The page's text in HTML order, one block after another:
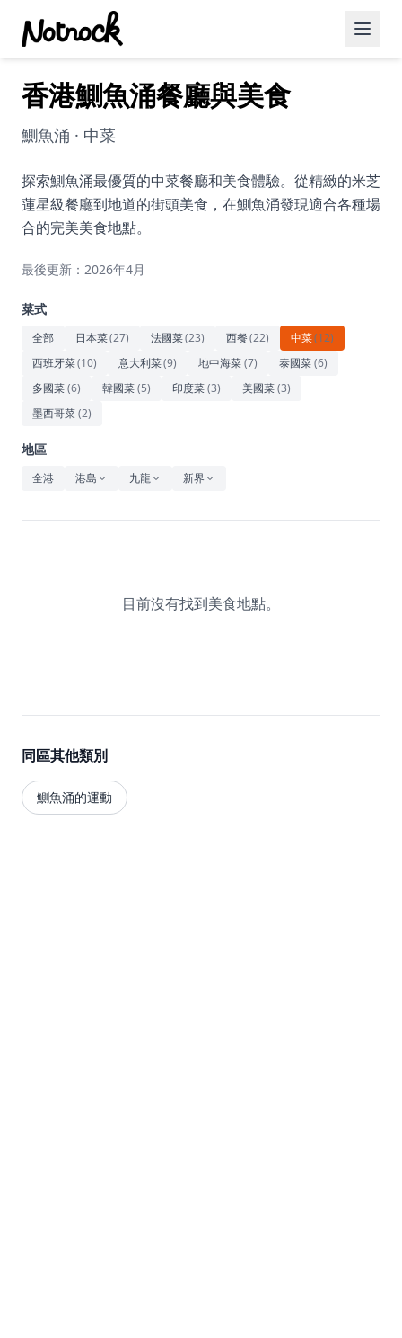
精選活動
博客文章
約會好去處
美食佳餚
藝術文化
休閒
音樂
香港鰂魚涌餐廳與美食
鰂魚涌 · 中菜
探索鰂魚涌最優質的中菜餐廳和美食體驗。從精緻的米芝
蓮星級餐廳到地道的街頭美食，在鰂魚涌發現適合各種場
合的完美美食地點。
最後更新：2026年4月
菜式
全部 日本菜(27) 法國菜(23) 西餐(22) 中菜(12)
西班牙菜(10) 意大利菜(9) 地中海菜(7) 泰國菜(6)
多國菜(6) 韓國菜(5) 印度菜(3) 美國菜(3)
墨西哥菜(2)
地區
全港 港島 九龍 新界
目前沒有找到美食地點。
同區其他類別
鰂魚涌的運動